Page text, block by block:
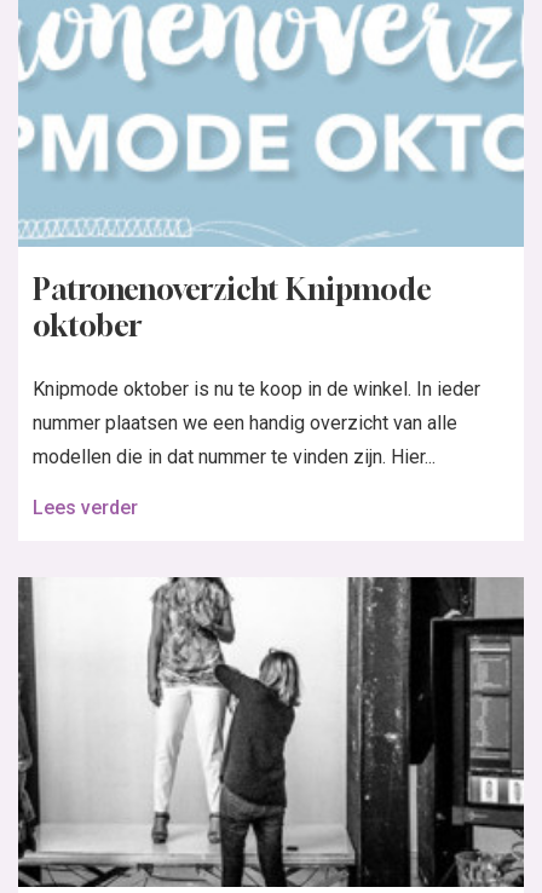
Patronenoverzicht Knipmode
oktober
Knipmode oktober is nu te koop in de winkel. In ieder
nummer plaatsen we een handig overzicht van alle
modellen die in dat nummer te vinden zijn. Hier...
Lees verder